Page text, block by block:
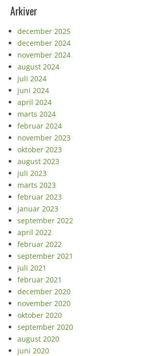
Arkiver
december 2025
december 2024
november 2024
august 2024
juli 2024
juni 2024
april 2024
marts 2024
februar 2024
november 2023
oktober 2023
august 2023
juli 2023
marts 2023
februar 2023
januar 2023
september 2022
april 2022
februar 2022
september 2021
juli 2021
februar 2021
december 2020
november 2020
oktober 2020
september 2020
august 2020
juni 2020